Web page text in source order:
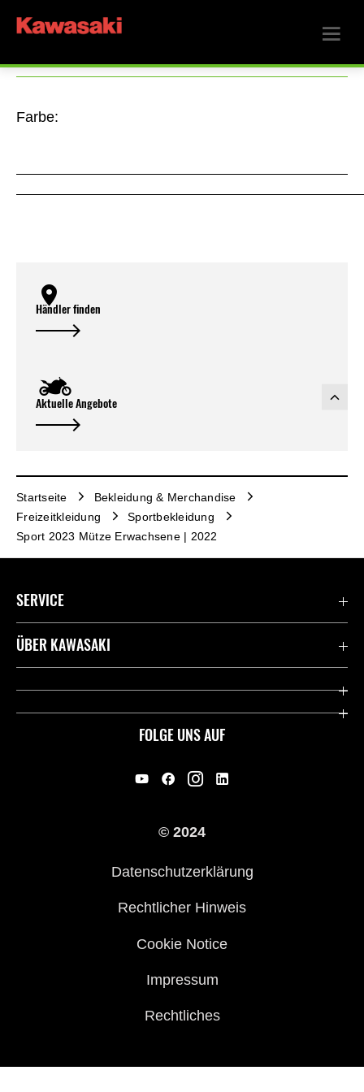
Farbe:
Händler finden
Aktuelle Angebote
Startseite
Bekleidung & Merchandise
Freizeitkleidung
Sportbekleidung
Sport 2023 Mütze Erwachsene | 2022
FOLGE UNS AUF
SERVICE
Kontaktiere uns
ÜBER KAWASAKI
Kawasaki Deutschland
© 2024
Datenschutzerklärung
Rechtlicher Hinweis
Cookie Notice
Impressum
Rechtliches